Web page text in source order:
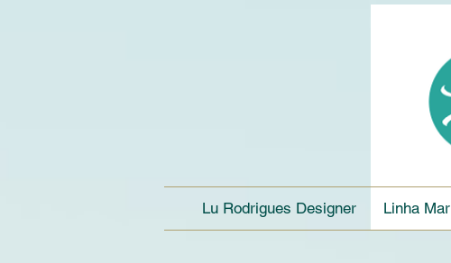
Lu Rodrigues Designer Linha Mar